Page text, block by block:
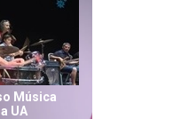
Música
UA